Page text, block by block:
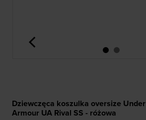
<
Dziewczęca koszulka oversize Under
Armour UA Rival SS - różowa